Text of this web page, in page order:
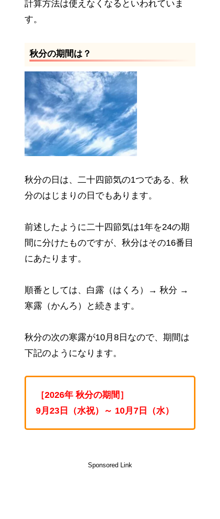
計算方法は使えなくなるといわれていま
す。
秋分の期間は？
秋分の日は、二十四節気の1つである、秋
分のはじまりの日でもあります。
前述したように二十四節気は1年を24の期
間に分けたものですが、秋分はその16番目
にあたります。
順番としては、白露（はくろ）→ 秋分 →
寒露（かんろ）と続きます。
秋分の次の寒露が10月8日なので、期間は
下記のようになります。
［2026年 秋分の期間］
9月23日（水祝）～ 10月7日（水）
Sponsored Link